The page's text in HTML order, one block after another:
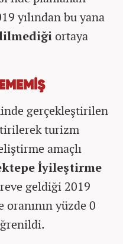
yılından bu yana
ortaya
gerçekleştirilen
turizm
amaçlı
İyileştirme
geldiği 2019
oranının yüzde 0